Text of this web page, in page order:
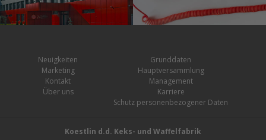
Neuigkeiten
Marketing
Kontakt
Über uns
Grunddaten
Hauptversammlung
Management
Karriere
Schutz personenbezogener Daten
Koestlin d.d. Keks- und Waffelfabrik